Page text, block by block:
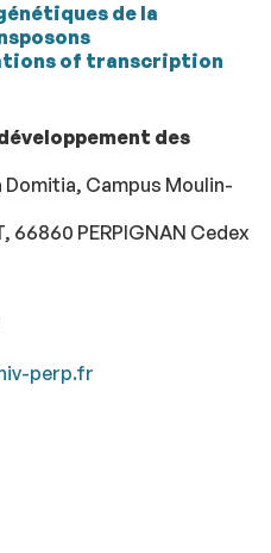
de la
of transcription
des
Domitia, Campus Moulin-
66860 PERPIGNAN Cedex
perp.fr